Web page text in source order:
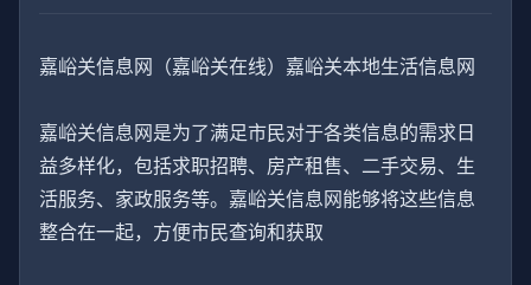
嘉峪关信息网（嘉峪关在线）嘉峪关本地生活信息网
嘉峪关信息网是为了满足市民对于各类信息的需求日
益多样化，包括求职招聘、房产租售、二手交易、生
活服务、家政服务等。嘉峪关信息网能够将这些信息
整合在一起，方便市民查询和获取